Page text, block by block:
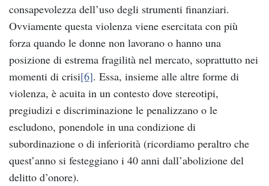
consapevolezza dell’uso degli strumenti finanziari.
Ovviamente questa violenza viene esercitata con più
forza quando le donne non lavorano o hanno una
posizione di estrema fragilità nel mercato, soprattutto nei
momenti di crisi[6]. Essa, insieme alle altre forme di
violenza, è acuita in un contesto dove stereotipi,
pregiudizi e discriminazione le penalizzano o le
escludono, ponendole in una condizione di
subordinazione o di inferiorità (ricordiamo peraltro che
quest’anno si festeggiano i 40 anni dall’abolizione del
delitto d’onore).